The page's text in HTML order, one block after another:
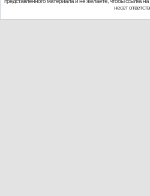
несет